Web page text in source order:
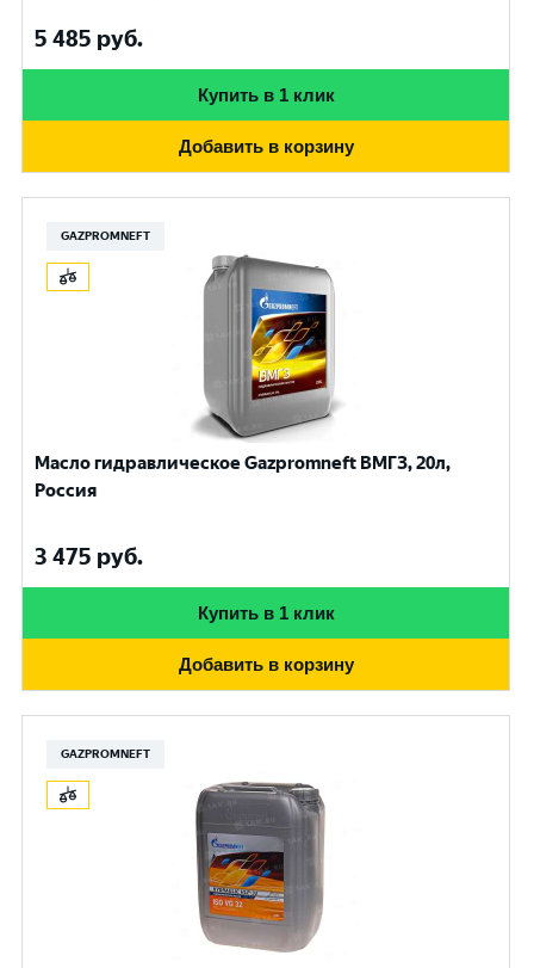
5 485 руб.
Купить в 1 клик
Добавить в корзину
GAZPROMNEFT
Масло гидравлическое Gazpromneft ВМГЗ, 20л,
Россия
3 475 руб.
Купить в 1 клик
Добавить в корзину
GAZPROMNEFT